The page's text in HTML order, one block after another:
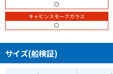
〇
キャビンスモークガラス
〇
サイズ(船検証)